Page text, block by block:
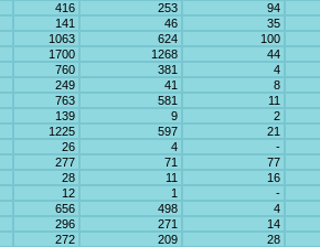
416 253
94
141 46
35
1063 624
100
1700 1268
44
760 381
4
249 41
8
763 581
11
139 9
2
1225 597
21
26 4
-
277 71
77
28 11
16
12 1
-
656 498
4
296 271
14
272 209
28